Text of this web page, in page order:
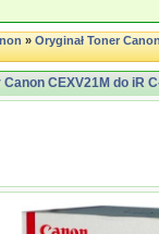
»Oryginał Toner
Canon CEXV21M do iR